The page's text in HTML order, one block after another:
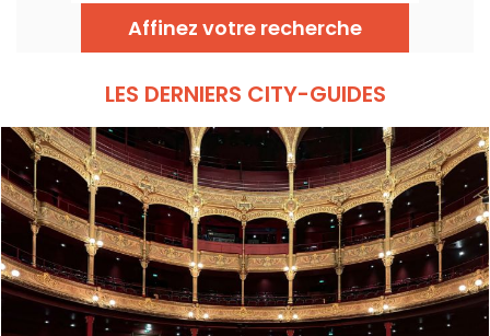
Affinez votre recherche
LES DERNIERS CITY-GUIDES